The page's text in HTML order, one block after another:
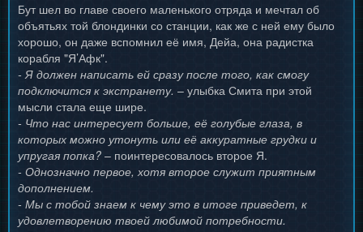
Бут шел во главе своего маленького отряда и мечтал об
объятьях той блондинки со станции, как же с ней ему было
хорошо, он даже вспомнил её имя, Дейа, она радистка
корабля "Я’Афк".
- Я должен написать ей сразу после того, как смогу
подключится к экстранету. – улыбка Смита при этой
мысли стала еще шире.
- Что нас интересует больше, её голубые глаза, в
которых можно утонуть или её аккуратные грудки и
упругая попка? – поинтересовалось второе Я.
- Однозначно первое, хотя второе служит приятным
дополнением.
- Мы с тобой знаем к чему это в итоге приведет, к
удовлетворению твоей любимой потребности.